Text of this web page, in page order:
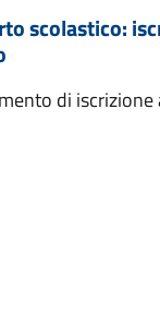
scolastico:
di iscrizione